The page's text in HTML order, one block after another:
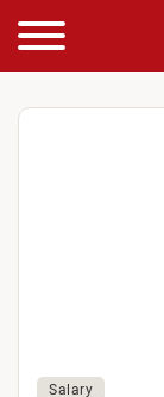
Salary